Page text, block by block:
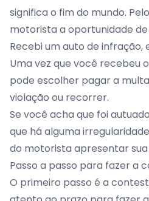
significa o fim do mundo.
motorista a oportunidade
Recebi um auto de infração,
Uma vez que você recebeu
pode escolher pagar a
violação ou recorrer.
Se você acha que foi
que há alguma
do motorista apresentar sua
Passo a passo para fazer a
O primeiro passo é a